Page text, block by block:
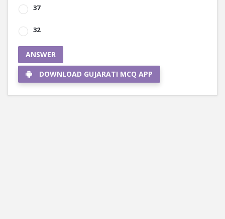
37
32
ANSWER
DOWNLOAD GUJARATI MCQ APP